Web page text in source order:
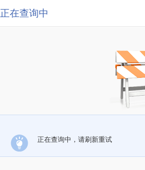
正在查询中
正在查询中，请刷新重试